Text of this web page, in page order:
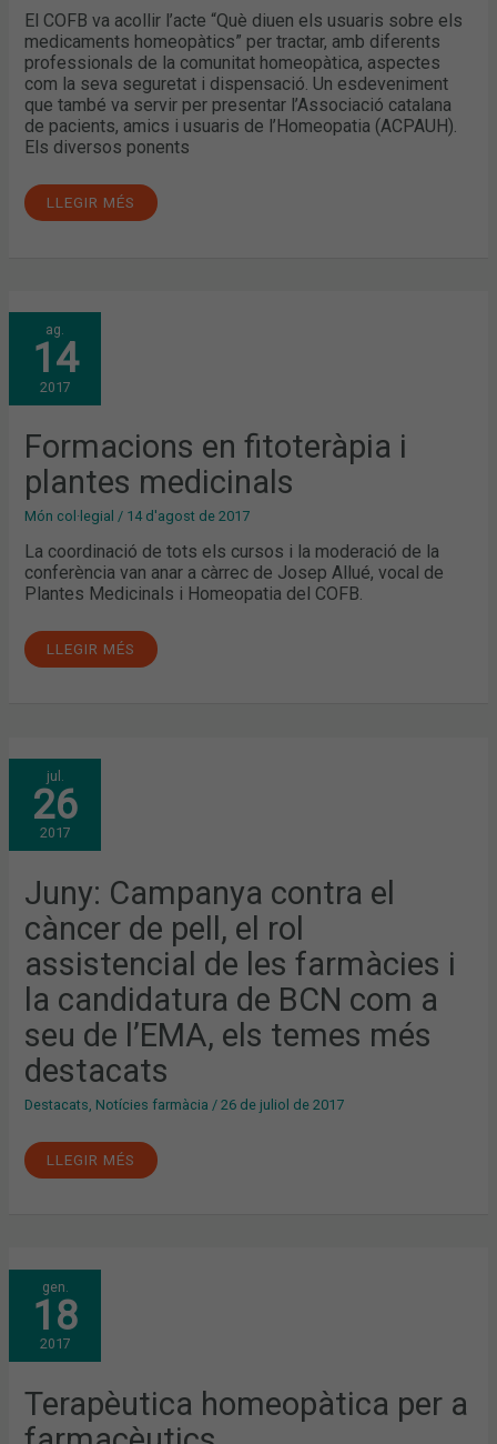
El COFB va acollir l’acte “Què diuen els usuaris sobre els
medicaments homeopàtics” per tractar, amb diferents
professionals de la comunitat homeopàtica, aspectes
com la seva seguretat i dispensació. Un esdeveniment
que també va servir per presentar l’Associació catalana
de pacients, amics i usuaris de l’Homeopatia (ACPAUH).
Els diversos ponents
LLEGIR MÉS
ag.
14
2017
Formacions en fitoteràpia i
plantes medicinals
Món col·legial / 14 d'agost de 2017
La coordinació de tots els cursos i la moderació de la
conferència van anar a càrrec de Josep Allué, vocal de
Plantes Medicinals i Homeopatia del COFB.
FORMACIONS
EN
FITOTERÀPIA
PLANTES
MEDICINALS
LLEGIR MÉS
jul.
26
2017
Juny: Campanya contra el
càncer de pell, el rol
assistencial de les farmàcies i
la candidatura de BCN com a
seu de l’EMA, els temes més
destacats
Destacats, Notícies farmàcia /26 de juliol de 2017
JUNY:
CAMPANYA
CONTRA
EL
CÀNCER
DE
PELL,
ASSISTENCIAL
DE
LES
FARMÀCIES
LA
CANDIDATURA
DE
BCN
A
DE
L’EMA,
ELS
TEMES
DESTACATS
LLEGIR MÉS
gen.
18
2017
Terapèutica homeopàtica per a
TERAPÈUTICA
HOMEOPÀTICA
PER
FARMACÈUTICS